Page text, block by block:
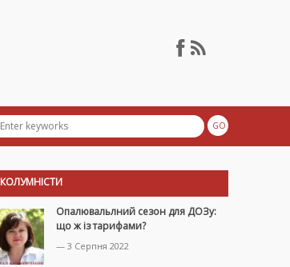
КОЛУМНІСТИ
Опалювальлний сезон для ДОЗу:
що ж із тарифами?
— 3 Серпня 2022